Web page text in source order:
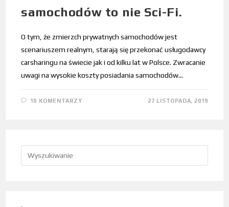
samochodów to nie Sci-Fi.
O tym, że zmierzch prywatnych samochodów jest
scenariuszem realnym, starają się przekonać usługodawcy
carsharingu na świecie jak i od kilku lat w Polsce. Zwracanie
uwagi na wysokie koszty posiadania samochodów…
10 KOMENTARZY 27 LISTOPADA, 2019